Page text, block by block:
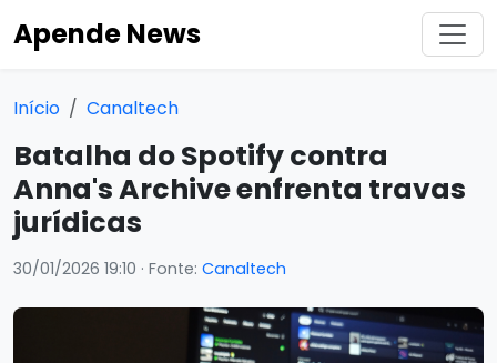
Apende News
Início Canaltech
Batalha do Spotify contra
Anna's Archive enfrenta travas
jurídicas
30/01/2026 19:10 · Fonte: Canaltech